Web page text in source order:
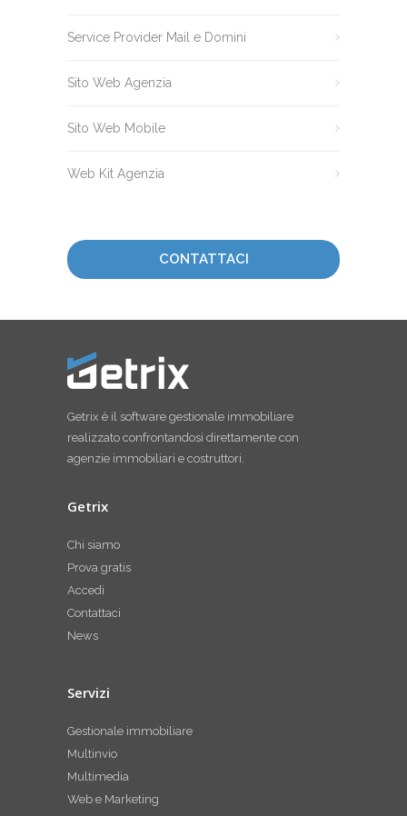
Service Provider Mail e Domini
Sito Web Agenzia
Sito Web Mobile
Web Kit Agenzia
CONTATTACI
Getrix è il software gestionale immobiliare
realizzato confrontandosi direttamente con
agenzie immobiliari e costruttori.
Getrix
Chi siamo
Prova gratis
Accedi
Contattaci
News
Servizi
Gestionale immobiliare
Multinvio
Multimedia
Web e Marketing